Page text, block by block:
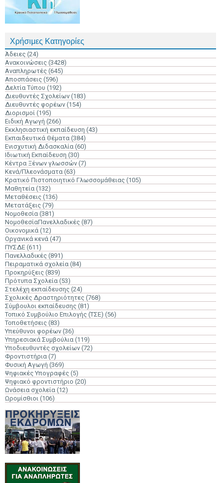
Χρήσιμες Κατηγορίες
Άδειες (24)
Ανακοινώσεις (3428)
Αναπληρωτές (645)
Αποσπάσεις (596)
Δελτία Τύπου (192)
Διευθυντές Σχολείων (183)
Διευθυντές φορέων (154)
Διορισμοί (195)
Ειδική Αγωγή (266)
Εκκλησιαστική εκπαίδευση (43)
Εκπαιδευτικά Θέματα (384)
Ενισχυτική Διδασκαλία (60)
Ιδιωτική Εκπαίδευση (30)
Κέντρα Ξένων γλωσσών (7)
Κενά/Πλεονάσματα (63)
Κρατικό Πιστοποιητικό Γλωσσομάθειας (105)
Μαθητεία (132)
Μεταθέσεις (136)
Μετατάξεις (79)
Νομοθεσία (381)
ΝομοθεσίαΠανελλαδικές (87)
Οικονομικά (12)
Οργανικά κενά (47)
ΠΥΣΔΕ (611)
Πανελλαδικές (891)
Πειραματικά σχολεία (84)
Προκηρύξεις (839)
Πρότυπα Σχολεία (53)
Στελέχη εκπαίδευσης (24)
Σχολικές Δραστηριότητες (768)
Σύμβουλοι εκπαίδευσης (81)
Τοπικό Συμβούλιο Επιλογής (ΤΣΕ) (56)
Τοποθετήσεις (83)
Υπεύθυνοι φορέων (36)
Υπηρεσιακά Συμβούλια (119)
Υποδιευθυντές σχολείων (72)
Φροντιστήρια (7)
Φυσική Αγωγή (369)
Ψηφιακές Υπογραφές (5)
Ψηφιακό φροντιστήριο (20)
Ωνάσεια σχολεία (12)
Ωρομίσθιοι (106)